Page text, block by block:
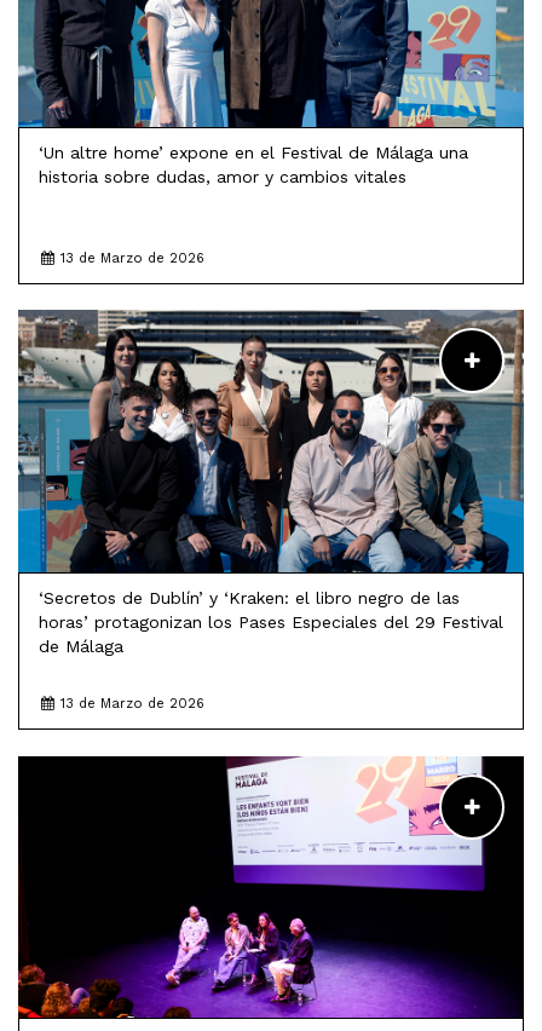
‘Un altre home’ expone en el Festival de Málaga una
historia sobre dudas, amor y cambios vitales
13 de Marzo de 2026
‘Secretos de Dublín’ y ‘Kraken: el libro negro de las
horas’ protagonizan los Pases Especiales del 29 Festival
de Málaga
13 de Marzo de 2026
LEER MÁS
LEER MÁS